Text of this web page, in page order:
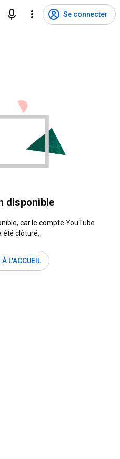
Se connecter
disponible
car le compte YouTube
été clôturé.
À L'ACCUEIL